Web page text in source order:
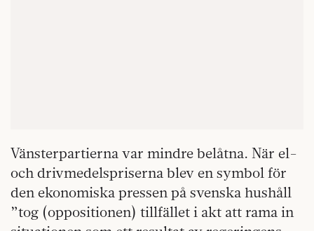
Vänsterpartierna var mindre belåtna. När el-
och drivmedelspriserna blev en symbol för
den ekonomiska pressen på svenska hushåll
”tog (oppositionen) tillfället i akt att rama in